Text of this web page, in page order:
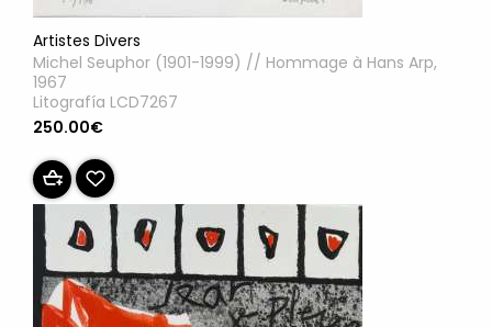
Artistes Divers
Michel Seuphor (1901-1999) // Hommage à Hans Arp,
1967
Litografía LCD7267
250.00€